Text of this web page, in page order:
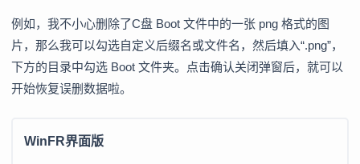
例如，我不小心删除了C盘 Boot 文件中的一张 png 格式的图
片，那么我可以勾选自定义后缀名或文件名，然后填入“.png”，
下方的目录中勾选 Boot 文件夹。点击确认关闭弹窗后，就可以
开始恢复误删数据啦。
WinFR界面版